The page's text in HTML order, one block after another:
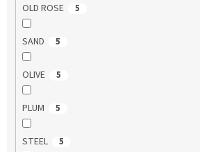
OLD ROSE 5
SAND 5
OLIVE 5
PLUM 5
STEEL 5